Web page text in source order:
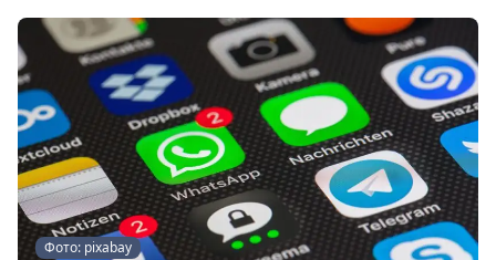
Фото: pixabay